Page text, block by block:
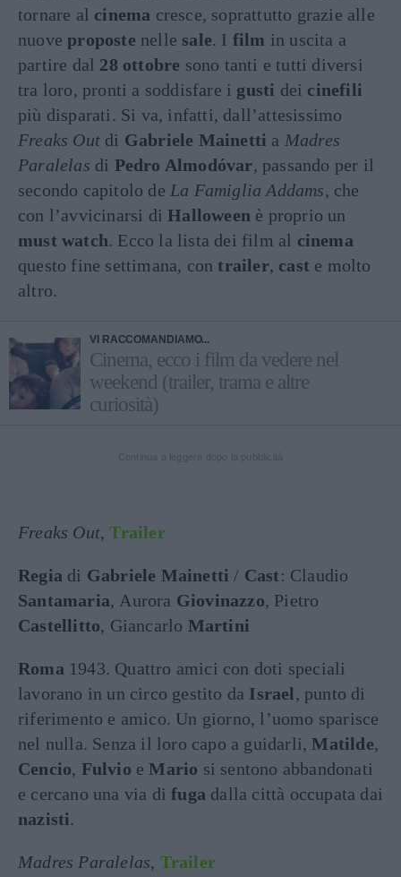
tornare al cinema cresce, soprattutto grazie alle
nuoveproposte nelle sale. I film in uscita a
partire dal 28 ottobre sono tanti e tutti diversi
tra loro, pronti a soddisfare i gusti dei cinefili
più disparati. Si va, infatti, dall’attesissimo
Freaks Out di Gabriele Mainetti a Madres
Paralelas di Pedro Almodóvar, passando per il
secondo capitolo de La Famiglia Addams, che
con l’avvicinarsi diHalloween è proprio un
must watch. Ecco la lista dei film al cinema
questo fine settimana, contrailer, cast e molto
altro.
VI RACCOMANDIAMO...
Cinema, ecco i film da vedere nel
weekend (trailer, trama e altre
curiosità)
Freaks Out,Trailer
Regia di Gabriele Mainetti / Cast: Claudio
Santamaria, Aurora Giovinazzo, Pietro
Castellitto, Giancarlo Martini
Roma 1943. Quattro amici con doti speciali
lavorano in un circo gestito da Israel, punto di
riferimento e amico. Un giorno, l’uomo sparisce
nel nulla. Senza il loro capo a guidarli,Matilde,
Cencio, Fulvio eMario si sentono abbandonati
e cercano una via difuga dalla città occupata dai
nazisti.
Madres Paralelas, Trailer